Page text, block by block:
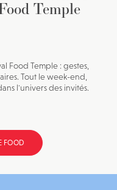
Temple
Food Temple : gestes,
Tout le week-end,
l'univers des invités.
FOOD